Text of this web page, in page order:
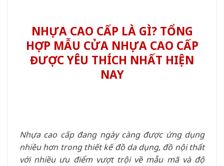
NHỰA CAO CẤP LÀ GÌ? TỔNG
HỢP MẪU CỬA NHỰA CAO CẤP
ĐƯỢC YÊU THÍCH NHẤT HIỆN
NAY
Nhựa cao cấp đang ngày càng được ứng dụng
nhiều hơn trong thiết kế đồ da dụng, đồ nội thất
với nhiều ưu điểm vượt trội về mẫu mã và độ